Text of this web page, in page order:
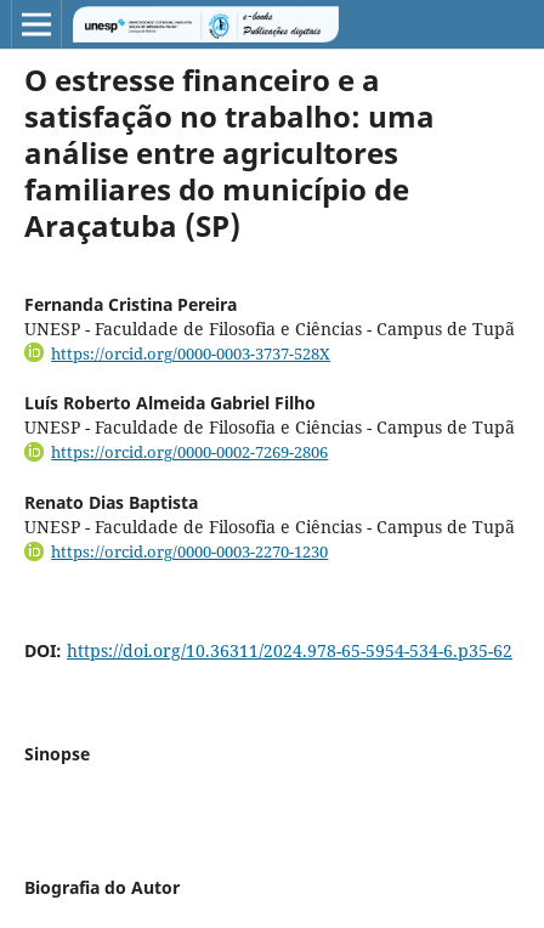
O estresse financeiro e a
satisfação no trabalho: uma
análise entre agricultores
familiares do município de
Araçatuba (SP)
Fernanda Cristina Pereira
UNESP - Faculdade de Filosofia e Ciências - Campus de Tupã
https://orcid.org/0000-0003-3737-528X
Luís Roberto Almeida Gabriel Filho
UNESP - Faculdade de Filosofia e Ciências - Campus de Tupã
https://orcid.org/0000-0002-7269-2806
Renato Dias Baptista
UNESP - Faculdade de Filosofia e Ciências - Campus de Tupã
https://orcid.org/0000-0003-2270-1230
DOI: https://doi.org/10.36311/2024.978-65-5954-534-6.p35-62
Sinopse
Biografia do Autor